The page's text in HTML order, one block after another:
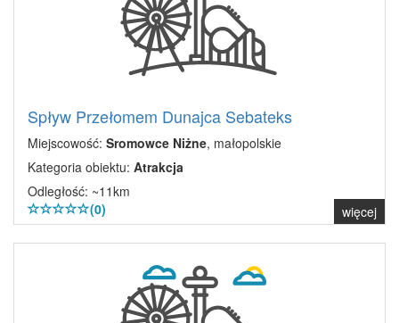
Spływ Przełomem Dunajca Sebateks
Miejscowość: Sromowce Niżne, małopolskie
Kategoria obiektu: Atrakcja
Odległość: ~11km
(0)
więcej